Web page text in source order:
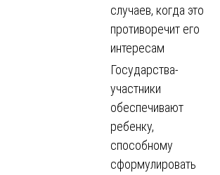
случаев, когда это
противоречит его
интересам
Государства-
участники
обеспечивают
ребенку,
способному
сформулировать